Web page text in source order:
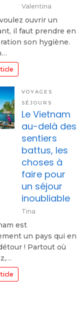
Valentina
ouvrir un
il faut prendre en
son hygiène.
VOYAGES
SÉJOURS
Le Vietnam
au-delà des
sentiers
battus, les
choses à
faire pour
un séjour
inoubliable
Tina
est
un pays qui en
! Partout où